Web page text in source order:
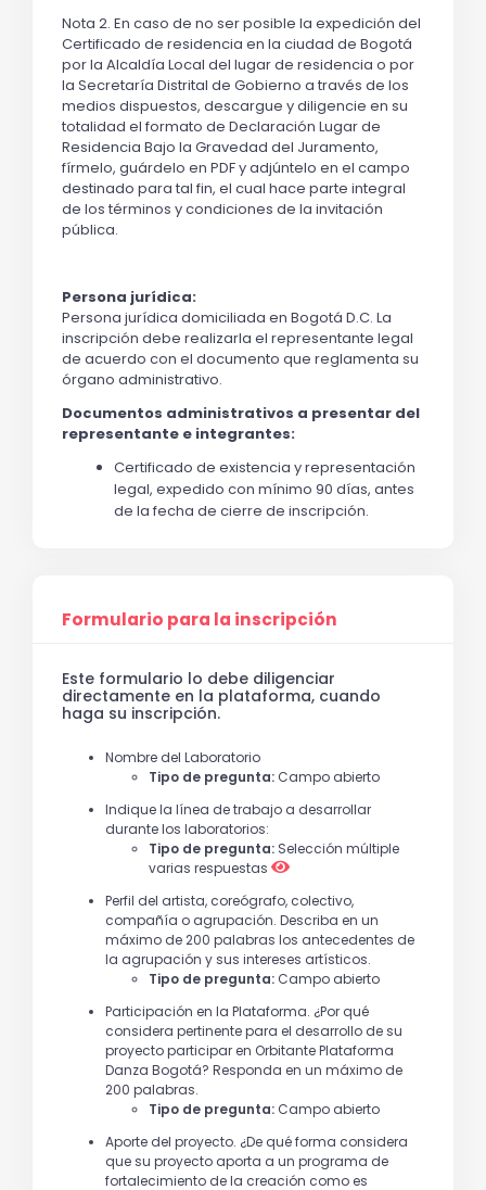
Nota 2. En caso de no ser posible la expedición del
Certificado de residencia en la ciudad de Bogotá
por la Alcaldía Local del lugar de residencia o por
la Secretaría Distrital de Gobierno a través de los
medios dispuestos, descargue y diligencie en su
totalidad el formato de Declaración Lugar de
Residencia Bajo la Gravedad del Juramento,
fírmelo, guárdelo en PDF y adjúntelo en el campo
destinado para tal fin, el cual hace parte integral
de los términos y condiciones de la invitación
pública.
Persona jurídica:
Persona jurídica domiciliada en Bogotá D.C. La
inscripción debe realizarla el representante legal
de acuerdo con el documento que reglamenta su
órgano administrativo.
Documentos administrativos a presentar del
representante e integrantes:
Certificado de existencia y representación
legal, expedido con mínimo 90 días, antes
de la fecha de cierre de inscripción.
Formulario para la inscripción
Este formulario lo debe diligenciar
directamente en la plataforma, cuando
haga su inscripción.
Nombre del Laboratorio
Tipo de pregunta: Campo abierto
Indique la línea de trabajo a desarrollar
durante los laboratorios:
Tipo de pregunta: Selección múltiple
varias respuestas
Perfil del artista, coreógrafo, colectivo,
compañía o agrupación. Describa en un
máximo de 200 palabras los antecedentes de
la agrupación y sus intereses artísticos.
Tipo de pregunta: Campo abierto
Participación en la Plataforma. ¿Por qué
considera pertinente para el desarrollo de su
proyecto participar en Orbitante Plataforma
Danza Bogotá? Responda en un máximo de
200 palabras.
Tipo de pregunta: Campo abierto
Aporte del proyecto. ¿De qué forma considera
que su proyecto aporta a un programa de
fortalecimiento de la creación como es